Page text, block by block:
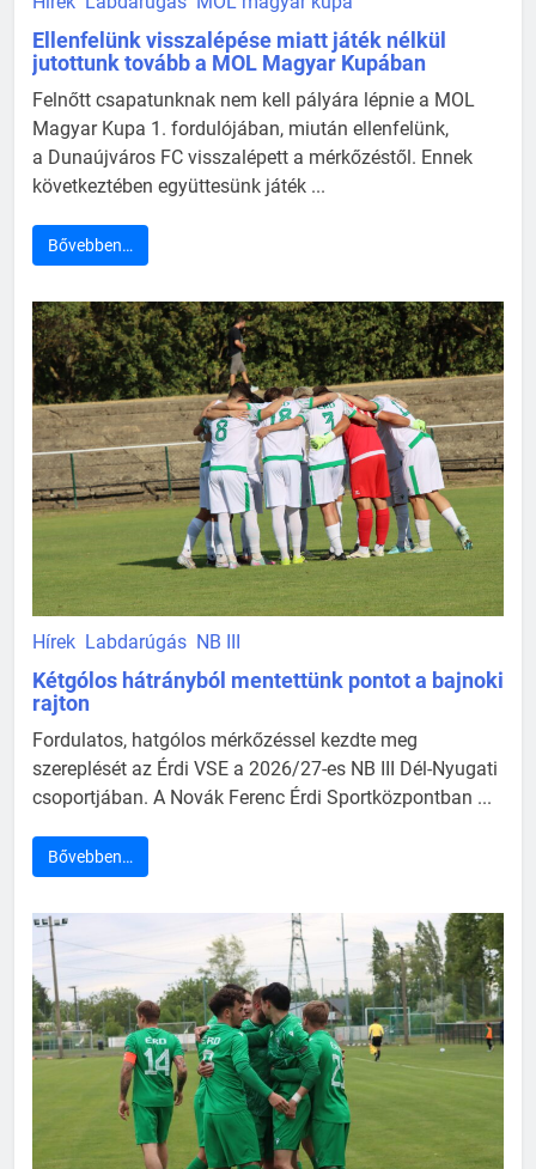
Ellenfelünk visszalépése miatt játék nélkül
jutottunk tovább a MOL Magyar Kupában
Felnőtt csapatunknak nem kell pályára lépnie a MOL
Magyar Kupa 1. fordulójában, miután ellenfelünk,
a Dunaújváros FC visszalépett a mérkőzéstől. Ennek
következtében együttesünk játék ...
Bővebben…
Hírek Labdarúgás NB III
Kétgólos hátrányból mentettünk pontot a bajnoki
rajton
Fordulatos, hatgólos mérkőzéssel kezdte meg
szereplését az Érdi VSE a 2026/27-es NB III Dél-Nyugati
csoportjában. A Novák Ferenc Érdi Sportközpontban ...
Bővebben…